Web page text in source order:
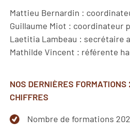
Mattieu Bernardin :
Guillaume Miot : coordinateur
Laetitia Lambeau : secrétaire
Mathilde Vincent : référente
NOS DERNIÈRES
CHIFFRES
Nombre de formations